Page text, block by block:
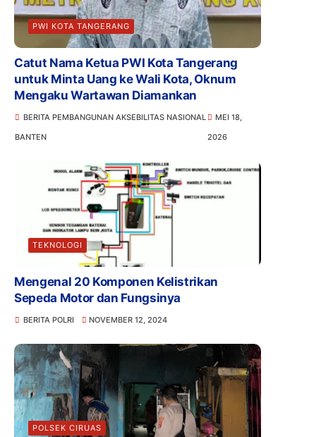
PWI KOTA TANGERANG
Catut Nama Ketua PWI Kota Tangerang
untuk Minta Uang ke Wali Kota, Oknum
Mengaku Wartawan Diamankan
BERITA PEMBANGUNAN AKSEBILITAS NASIONAL
BANTEN
MEI 18,
2026
TEKNOLOGI
Mengenal 20 Komponen Kelistrikan
Sepeda Motor dan Fungsinya
BERITA POLRI NOVEMBER 12, 2024
POLSEK CIRUAS